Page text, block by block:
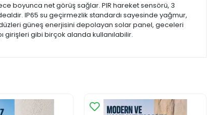
boyunca net görüş sağlar. PIR hareket sensörü, 3
IP65 su geçirmezlik standardı sayesinde yağmur,
güneş enerjisini depolayan solar panel, geceleri
girişleri gibi birçok alanda kullanılabilir.